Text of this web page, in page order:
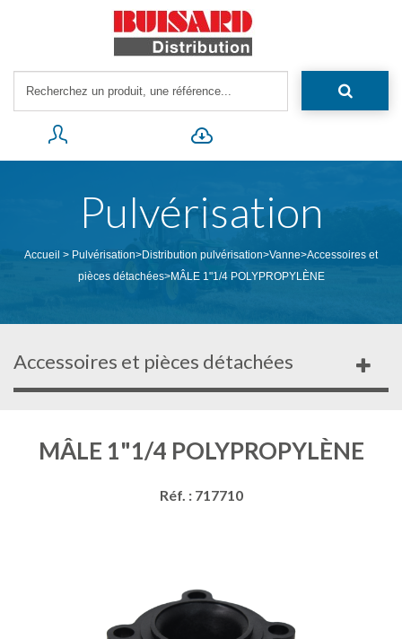
Pulvérisation
Accueil > Pulvérisation>Distribution pulvérisation>Vanne>Accessoires et
pièces détachées>MÂLE 1"1/4 POLYPROPYLÈNE
Accessoires et pièces détachées
MÂLE 1"1/4 POLYPROPYLÈNE
Réf. : 717710